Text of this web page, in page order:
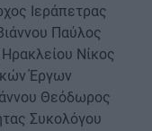
Ιεράπετρας
Παύλος
Νίκος
Έργων
Θεόδωρος
Συκολόγου